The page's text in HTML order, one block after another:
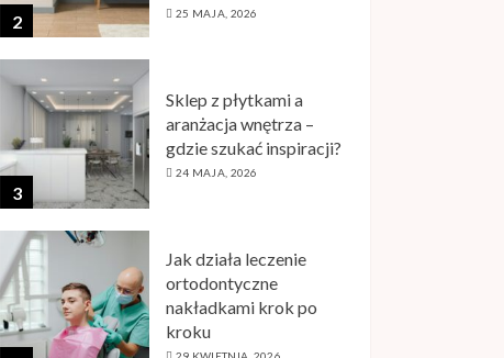
2 25 MAJA, 2026
3
Sklep z płytkami a
aranżacja wnętrza –
gdzie szukać inspiracji?
24 MAJA, 2026
Jak działa leczenie
ortodontyczne
nakładkami krok po
kroku
29 KWIETNIA, 2026